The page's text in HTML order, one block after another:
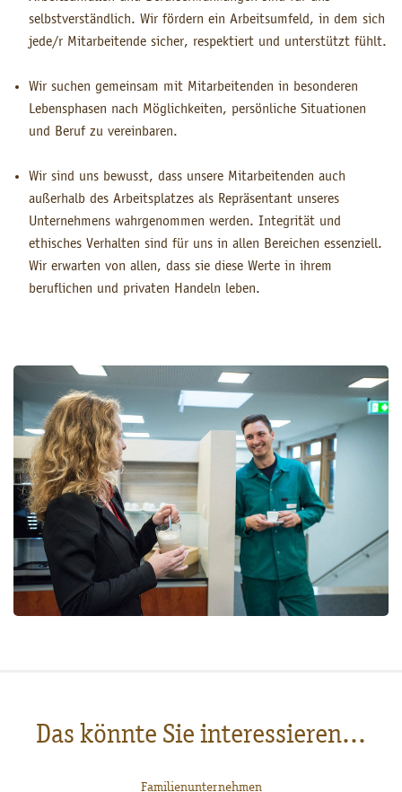
selbstverständlich. Wir fördern ein Arbeitsumfeld, in dem sich
jede/r Mitarbeitende sicher, respektiert und unterstützt fühlt.
Wir suchen gemeinsam mit Mitarbeitenden in besonderen
Lebensphasen nach Möglichkeiten, persönliche Situationen
und Beruf zu vereinbaren.
Wir sind uns bewusst, dass unsere Mitarbeitenden auch
außerhalb des Arbeitsplatzes als Repräsentant unseres
Unternehmens wahrgenommen werden. Integrität und
ethisches Verhalten sind für uns in allen Bereichen essenziell.
Wir erwarten von allen, dass sie diese Werte in ihrem
beruflichen und privaten Handeln leben.
Das könnte Sie interessieren...
Familienunternehmen